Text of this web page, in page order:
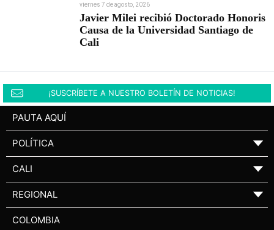
viernes 7 de agosto, 2026
Javier Milei recibió Doctorado Honoris
Causa de la Universidad Santiago de
Cali
¡SUSCRÍBETE A NUESTRO BOLETÍN DE NOTICIAS!
PAUTA AQUÍ
POLÍTICA ▼
CALI ▼
REGIONAL ▼
COLOMBIA